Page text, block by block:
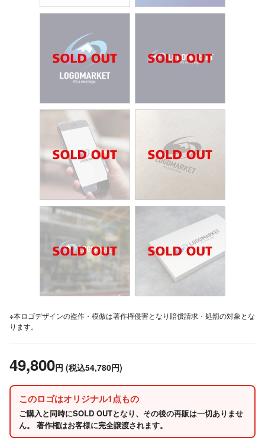
※本ロゴデザインの盗作・模倣は著作権侵害となり賠償請求・処罰の対象とな
ります。
49,800円 (税込54,780円)
このロゴはオリジナル1点もの
ご購入と同時にSOLD OUTとなり、その後の再販は一切ありませ
ん。 著作権はお客様に完全譲渡されます。